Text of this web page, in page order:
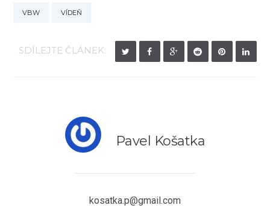
VBW VÍDEŇ
SDÍLEJTE ČLÁNEK:
Pavel Košatka
kosatka.p@gmail.com